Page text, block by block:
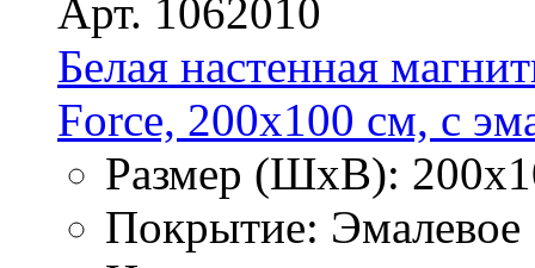
Арт. 1062010
Белая настенная
Force, 200х100 см, с
Размер (ШхВ):
Покрытие: Эмалевое